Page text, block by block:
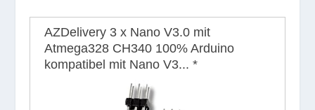
AZDelivery 3 x Nano V3.0 mit
Atmega328 CH340 100% Arduino
kompatibel mit Nano V3...*